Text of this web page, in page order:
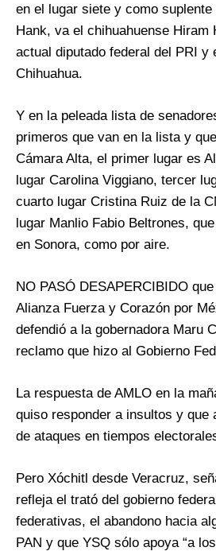
en el lugar siete y como suplente
Hank, va el chihuahuense Hiram
actual diputado federal del PRI y
Chihuahua.
Y en la peleada lista de
primeros que van en la lista y
Cámara Alta, el primer lugar es
lugar Carolina Viggiano, tercer
cuarto lugar Cristina Ruiz de la
lugar Manlio Fabio Beltrones,
en Sonora, como por aire.
NO PASÓ DESAPERCIBIDO
Alianza Fuerza y Corazón por
defendió a la gobernadora Maru
reclamo que hizo al Gobierno
La respuesta de AMLO en la
quiso responder a insultos y que
de ataques en tiempos
Pero Xóchitl desde Veracruz,
refleja el trató del gobierno
federativas, el abandono hacia
PAN y que YSQ sólo apoya “a